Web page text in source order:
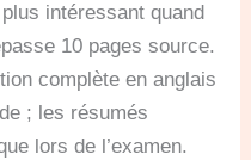
intéressant quand
10 pages source.
complète en anglais
; les résumés
lors de l’examen.